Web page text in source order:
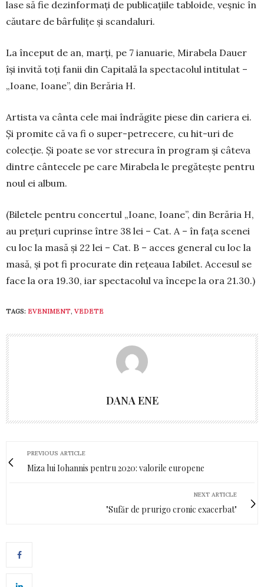
lase să fie dezinformaţi de publicaţiile tabloide, veşnic în
căutare de bârfuliţe şi scanda­luri.
La început de an, marți, pe 7 ianuarie, Mirabela Dauer
își invită toţi fanii din Capitală la spec­ta­colul intitulat –
„Ioa­ne, Ioane”, din Berăria H.
Artista va cânta cele mai îndră­gite piese din cariera ei.
Şi promite că va fi o super-petrecere, cu hit-uri de
colecție. Şi poate se vor strecura în program și câteva
dintre cântecele pe care Mirabela le pre­găteşte pentru
noul ei album.
(Biletele pentru concertul „Ioane, Ioane”, din Berăria H,
au prețuri cuprinse între 38 lei – Cat. A – în fața scenei
cu loc la masă şi 22 lei – Cat. B – acces general cu loc la
masă, şi pot fi procurate din reţeaua Iabilet. Accesul se
face la ora 19.30, iar spectacolul va începe la ora 21.30.)
TAGS: EVENIMENT, VEDETE
DANA ENE
PREVIOUS ARTICLE
Miza lui Iohannis pentru 2020: valorile europene
NEXT ARTICLE
"Sufăr de prurigo cronic exacerbat"